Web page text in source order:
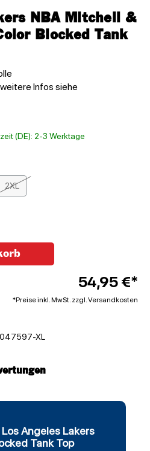
NBA Mitchell &
Blocked Tank
Infos siehe
(DE): 2-3 Werktage
2XL
54,95 €*
*Preise inkl. MwSt. zzgl. Versandkosten
XL
Angeles Lakers
Tank Top